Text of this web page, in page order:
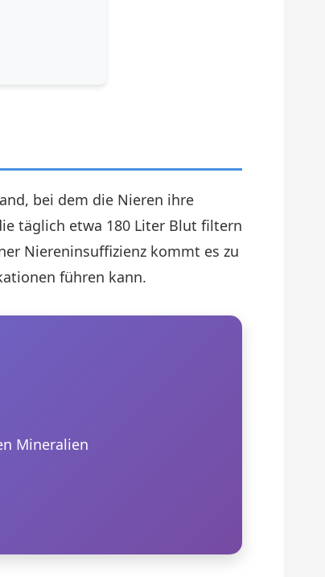
bei dem die Nieren ihre
täglich etwa 180 Liter Blut filtern
Niereninsuffizienz kommt es zu
führen kann.
Mineralien